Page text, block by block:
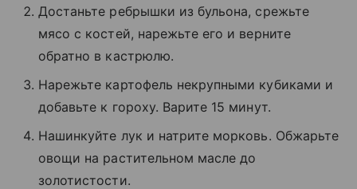
Достаньте ребрышки из бульона, срежьте
мясо с костей, нарежьте его и верните
обратно в кастрюлю.
Нарежьте картофель некрупными кубиками и
добавьте к гороху. Варите 15 минут.
Нашинкуйте лук и натрите морковь. Обжарьте
овощи на растительном масле до
золотистости.